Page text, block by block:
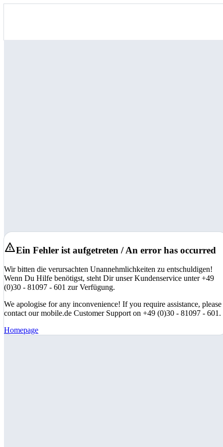
Ein Fehler ist aufgetreten / An error has occurred
Wir bitten die verursachten Unannehmlichkeiten zu entschuldigen!
Wenn Du Hilfe benötigst, steht Dir unser Kundenservice unter +49
(0)30 - 81097 - 601 zur Verfügung.
We apologise for any inconvenience! If you require assistance, please
contact our mobile.de Customer Support on +49 (0)30 - 81097 - 601.
Homepage